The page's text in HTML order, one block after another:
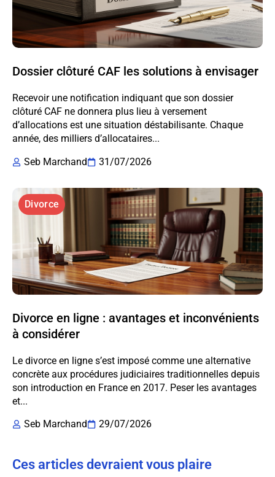
Dossier clôturé CAF les solutions à envisager
Recevoir une notification indiquant que son dossier
clôturé CAF ne donnera plus lieu à versement
d’allocations est une situation déstabilisante. Chaque
année, des milliers d’allocataires...
Seb Marchand
31/07/2026
Divorce
Divorce en ligne : avantages et inconvénients
à considérer
Le divorce en ligne s’est imposé comme une alternative
concrète aux procédures judiciaires traditionnelles depuis
son introduction en France en 2017. Peser les avantages
et...
Seb Marchand
29/07/2026
Ces articles devraient vous plaire